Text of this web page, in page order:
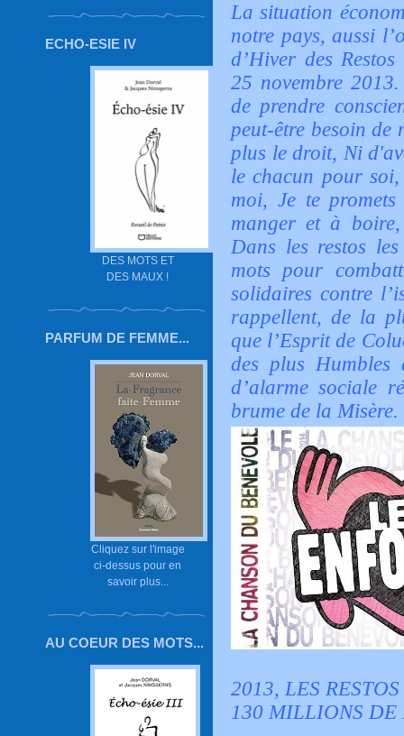
ECHO-ESIE IV
DES MOTS ET
DES MAUX !
PARFUM DE FEMME...
Cliquez sur l'image
ci-dessus pour en
savoir plus...
AU COEUR DES MOTS...
La situation
notre pays, aussi
d’Hiver des
25 novembre
de prendre
peut-être besoin
plus le droit, Ni
le chacun pour
moi, Je te
manger et à
Dans les restos
mots pour
solidaires contre
rappellent, de la
que l’Esprit de
des plus Humbles
d’alarme sociale
brume de la Misère.
2013, LES
130 MILLIONS DE